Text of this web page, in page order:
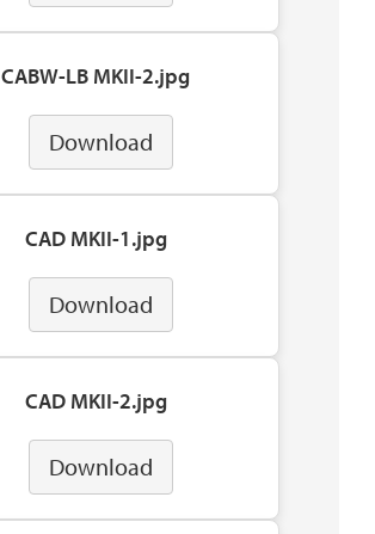
CABW-LB MKII-2.jpg
Download
CAD MKII-1.jpg
Download
CAD MKII-2.jpg
Download